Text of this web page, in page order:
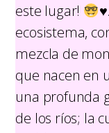
este lugar!
ecosistema,
mezcla de
que nacen en
una profunda
de los ríos; la